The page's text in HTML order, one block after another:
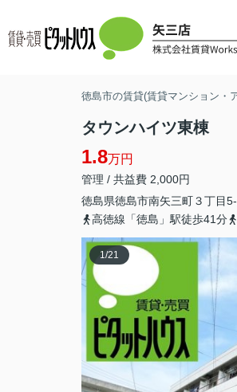
徳島市の賃貸(賃貸マンション・
タウンハイツ東棟
1.8万円
管理 / 共益費 2,000円
徳島県徳島市南矢三町３丁目
高徳線「徳島」駅徒歩41分
1/21